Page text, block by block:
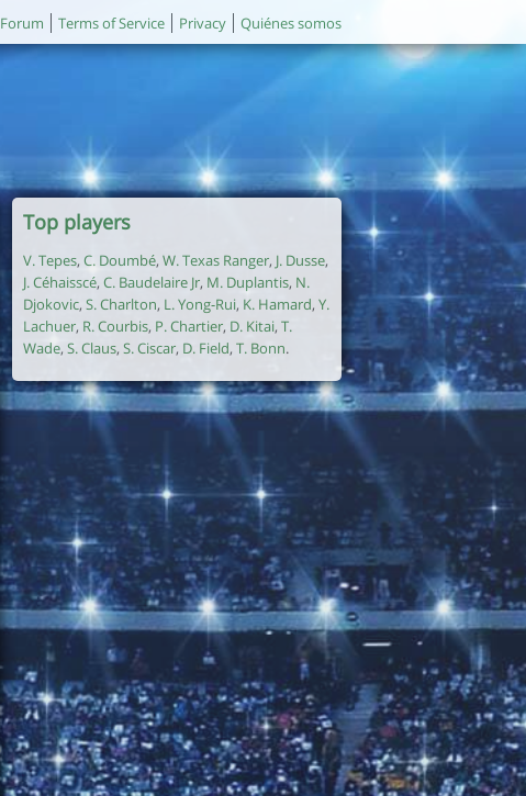
Forum Terms of Service Privacy Quiénes somos
Top players
V. Tepes, C. Doumbé, W. Texas Ranger, J. Dusse,
J. Céhaisscé, C. Baudelaire Jr, M. Duplantis, N.
Djokovic, S. Charlton, L. Yong-Rui, K. Hamard, Y.
Lachuer, R. Courbis, P. Chartier, D. Kitai, T.
Wade,S. Claus, S. Ciscar, D. Field, T. Bonn.